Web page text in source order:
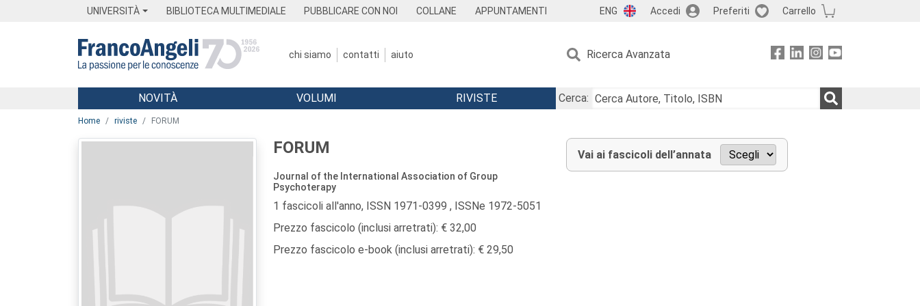
UNIVERSITÀ BIBLIOTECA MULTIMEDIALE PUBBLICARE CON NOI COLLANE APPUNTAMENTI ENG Accedi Preferiti Carrello
chi siamo contatti aiuto Ricerca Avanzata
Menu
NOVITÀ VOLUMI RIVISTE
Cerca:
Home riviste FORUM
FORUM
Journal of the International Association of Group
Psychoterapy
1 fascicoli all'anno, ISSN 1971-0399 , ISSNe 1972-5051
Prezzo fascicolo (inclusi arretrati): € 32,00
Prezzo fascicolo e-book (inclusi arretrati): € 29,50
Vai ai fascicoli dell’annata